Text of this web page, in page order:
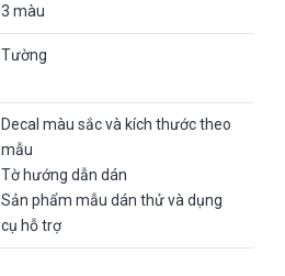
3 màu
Tường
Decal màu sắc và kích thước theo
mẫu
Tờ hướng dẫn dán
Sản phẩm mẫu dán thử và dụng
cụ hỗ trợ